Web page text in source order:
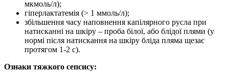
мкмоль/л);
гіперлактатемія (> 1 ммоль/л);
збільшення часу наповнення капілярного русла при
натисканні на шкіру – проба білої, або блідої плями (у
нормі після натискання на шкіру бліда пляма щезає
протягом 1-2 с).
Ознаки тяжкого сепсису: